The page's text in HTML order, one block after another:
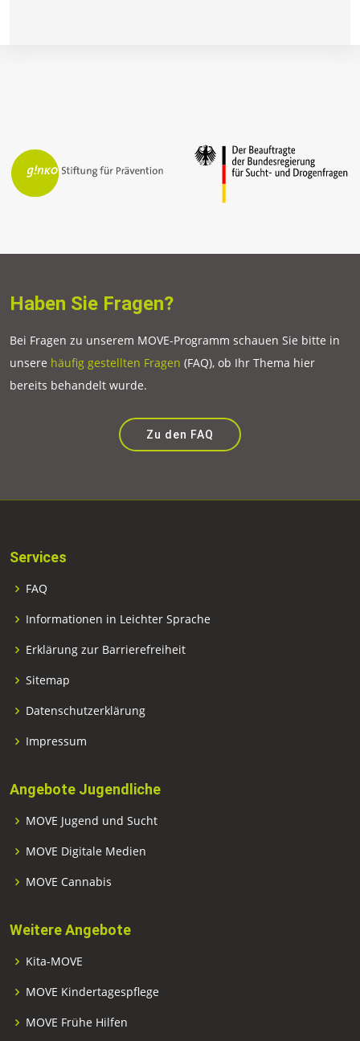
Haben Sie Fragen?
Bei Fragen zu unserem MOVE-Programm schauen Sie bitte in
unsere häufig gestellten Fragen (FAQ), ob Ihr Thema hier
bereits behandelt wurde.
Zu den FAQ
Services
FAQ
Informationen in Leichter Sprache
Erklärung zur Barrierefreiheit
Sitemap
Datenschutzerklärung
Impressum
Angebote Jugendliche
MOVE Jugend und Sucht
MOVE Digitale Medien
MOVE Cannabis
Weitere Angebote
Kita-MOVE
MOVE Kindertagespflege
MOVE Frühe Hilfen